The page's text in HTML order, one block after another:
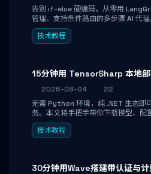
告别 if-else 硬编码，从零用
管理、支持条件路由的多步骤 AI 代
决策、工具调用和持久化状态的复杂
状态丢失等常见坑点。
技术教程
15分钟用 TensorSharp 本地
2026-08-04
22
无需 Python 环境，纯 .NET 生态即
务。本文将手把手带你下载模型、配
兼容 API，并在 C# 业务代码中无缝
搞定本地 LLM 部署。
技术教程
30分钟用Wave搭建带认证与